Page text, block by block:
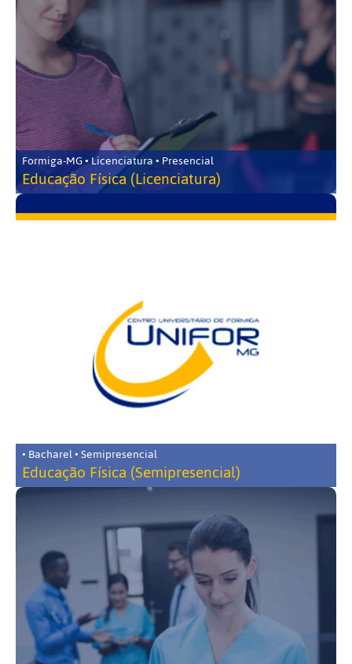
Formiga-MG • Licenciatura • Presencial
Educação Física (Licenciatura)
• Bacharel • Semipresencial
Educação Física (Semipresencial)